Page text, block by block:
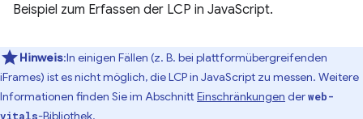
Beispiel zum Erfassen der LCP in JavaScript.
Hinweis:In einigen Fällen (z. B. bei plattformübergreifenden
iFrames) ist es nicht möglich, die LCP in JavaScript zu messen. Weitere
Informationen finden Sie im Abschnitt Einschränkungen derweb-
vitals-Bibliothek.